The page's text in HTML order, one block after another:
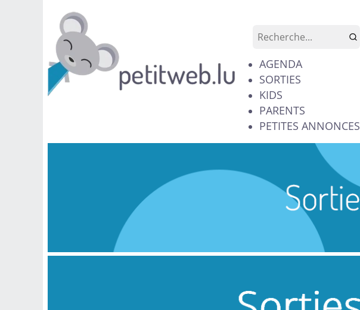
AGENDA
SORTIES
KIDS
PARENTS
PETITES ANNONCES